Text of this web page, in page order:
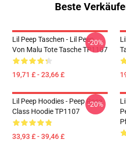
Beste
Lil Peep Taschen - Lil Peep
Von Malu Tote Tasche TP1107
19,71 £ - 23,66 £
-20%
Lil Peep Hoodies - Peep Rose
Class Hoodie TP1107
33,93 £ - 39,46 £
-20%